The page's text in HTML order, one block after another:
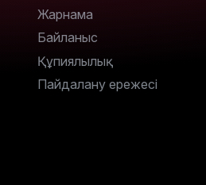
Жарнама
Байланыс
Құпиялылық
Пайдалану ережесі